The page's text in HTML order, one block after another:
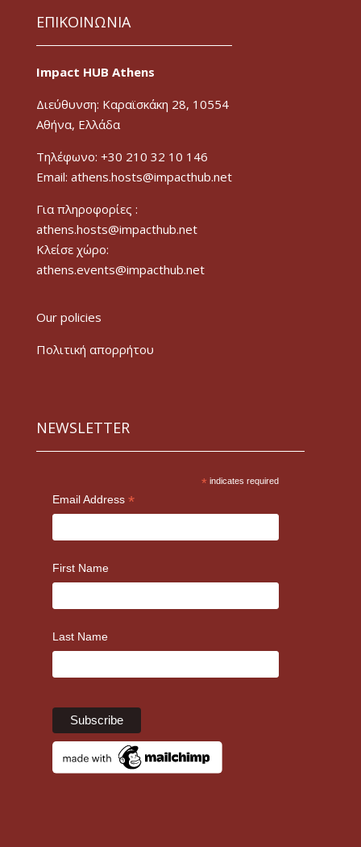
ΕΠΙΚΟΙΝΩΝΙΑ
Impact HUB Athens
Διεύθυνση: Καραϊσκάκη 28, 10554
Αθήνα, Ελλάδα
Τηλέφωνο: +30 210 32 10 146
Email: athens.hosts@impacthub.net
Για πληροφορίες :
athens.hosts@impacthub.net
Κλείσε χώρο:
athens.events@impacthub.net
Our policies
Πολιτική απορρήτου
NEWSLETTER
* indicates required
Email Address *
First Name
Last Name